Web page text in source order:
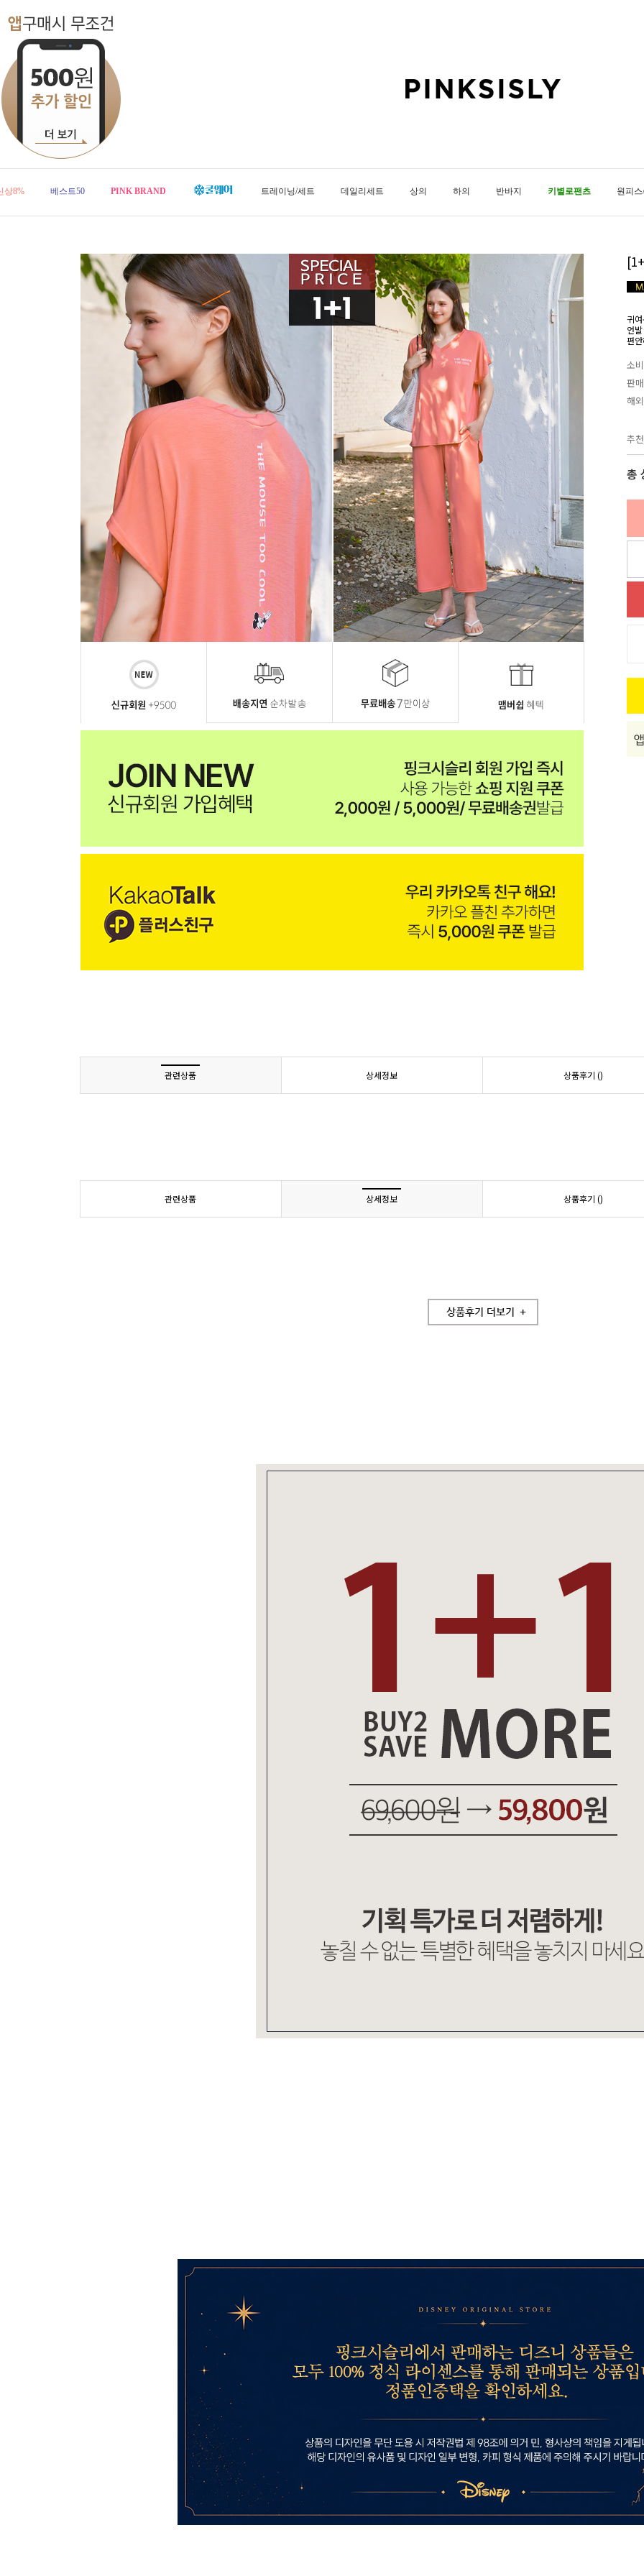
상8% 베스트50 PINK BRAND 트레이닝/세트 데일리세트 상의 하의 반바지 키별로팬츠 원피
귀
언
편
소
판
해
추
총
관련상품 상세정보 상품후기 ()
관련상품 상세정보 상품후기 ()